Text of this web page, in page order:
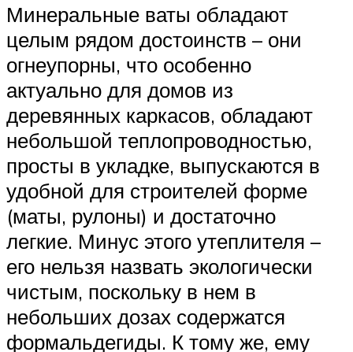
Минеральные ваты обладают
целым рядом достоинств – они
огнеупорны, что особенно
актуально для домов из
деревянных каркасов, обладают
небольшой теплопроводностью,
просты в укладке, выпускаются в
удобной для строителей форме
(маты, рулоны) и достаточно
легкие. Минус этого утеплителя –
его нельзя назвать экологически
чистым, поскольку в нем в
небольших дозах содержатся
формальдегиды. К тому же, ему